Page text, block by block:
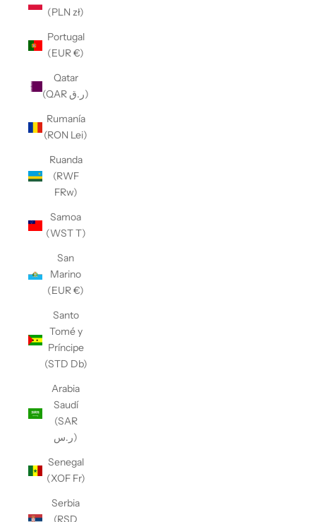
(PLN zł)
Portugal
(EUR €)
Qatar
(QAR ر.ق)
Rumanía
(RON Lei)
Ruanda
(RWF
FRw)
Samoa
(WST T)
San
Marino
(EUR €)
Santo
Tomé y
Príncipe
(STD Db)
Arabia
Saudí
(SAR
ر.س)
Senegal
(XOF Fr)
Serbia
(RSD